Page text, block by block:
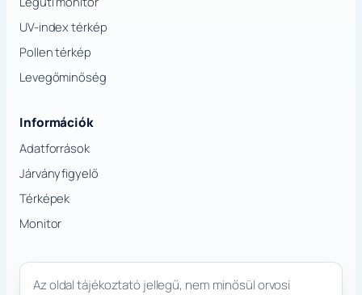
UV-index térkép
Pollen térkép
Levegőminőség
Információk
Adatforrások
Járványfigyelő
Térképek
Monitor
Az oldal tájékoztató jellegű, nem minősül orvosi